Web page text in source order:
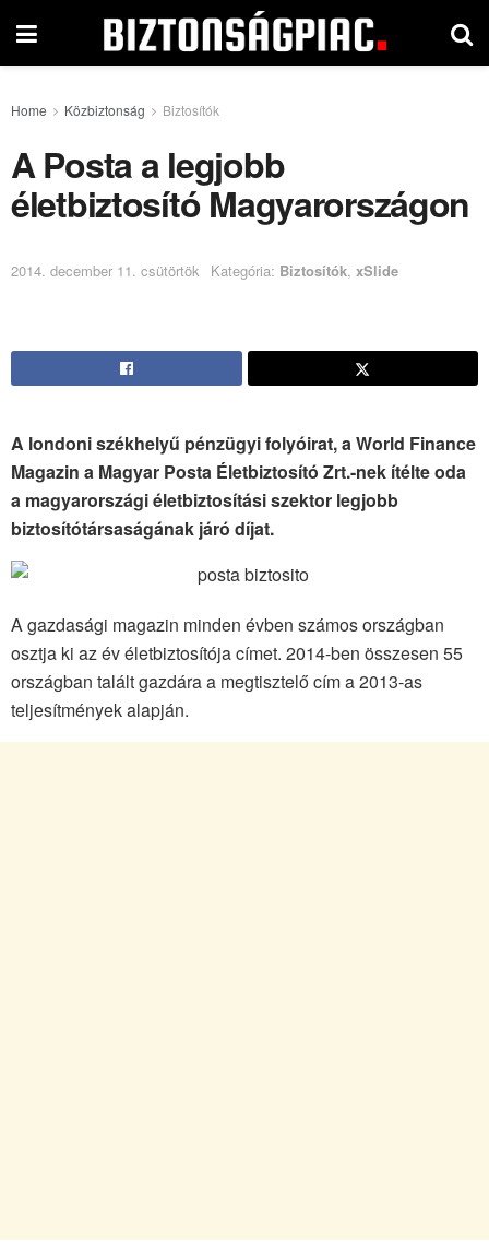
Home Közbiztonság Biztosítók
A Posta a legjobb
életbiztosító Magyarországon
2014. december 11. csütörtök Kategória: Biztosítók, xSlide
A londoni székhelyű pénzügyi folyóirat, a World Finance
Magazin a Magyar Posta Életbiztosító Zrt.-nek ítélte oda
a magyarországi életbiztosítási szektor legjobb
biztosítótársaságának járó díjat.
A gazdasági magazin minden évben számos országban
osztja ki az év életbiztosítója címet. 2014-ben összesen 55
országban talált gazdára a megtisztelő cím a 2013-as
teljesítmények alapján.